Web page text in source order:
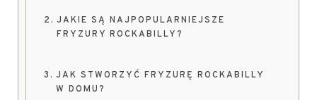
JAKIE SĄ NAJPOPULARNIEJSZE
FRYZURY ROCKABILLY?
JAK STWORZYĆ FRYZURĘ ROCKABILLY
W DOMU?